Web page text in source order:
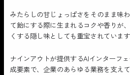
みたらしの甘じょっぱさをそのまま味
て飴にする際に生まれるコクや香りが
くする隠し味としても重宝されていま
ナインアウトが提供するAIインターフ
成要素で、企業のあらゆる業務を支えて